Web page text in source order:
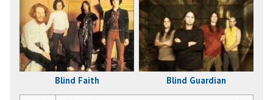
Blind Faith Blind Guardian